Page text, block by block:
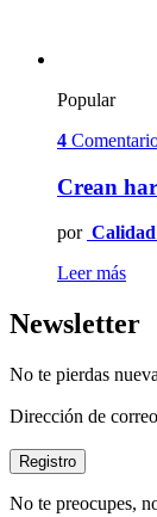
Popular
4
Crean
por
Leer más
Newsletter
No te pierdas
Dirección de
No te preocupes,